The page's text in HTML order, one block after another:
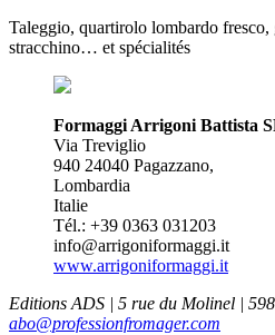
Taleggio, quartirolo lombardo fresco,
stracchino… et spécialités
Formaggi Arrigoni Battista
Via Treviglio
940 24040 Pagazzano,
Lombardia
Italie
Tél.: +39 0363 031203
info@arrigoniformaggi.it
www.arrigoniformaggi.it
Editions ADS | 5 rue du Molinel |
abo@professionfromager.com